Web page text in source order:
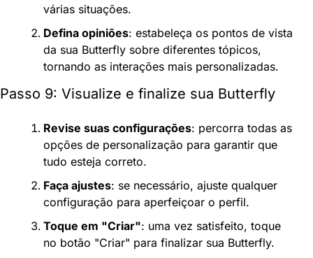
várias situações.
Defina opiniões: estabeleça os pontos de vista
da sua Butterfly sobre diferentes tópicos,
tornando as interações mais personalizadas.
Passo 9: Visualize e finalize sua Butterfly
Revise suas configurações: percorra todas as
opções de personalização para garantir que
tudo esteja correto.
Faça ajustes: se necessário, ajuste qualquer
configuração para aperfeiçoar o perfil.
Toque em "Criar": uma vez satisfeito, toque
no botão "Criar" para finalizar sua Butterfly.